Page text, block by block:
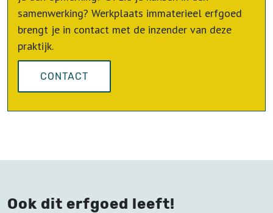
samenwerking? Werkplaats immaterieel erfgoed
brengt je in contact met de inzender van deze
praktijk.
CONTACT
Ook dit erfgoed leeft!